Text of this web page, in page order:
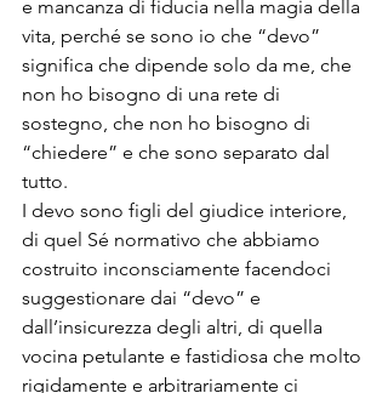
e mancanza di fiducia nella magia della
vita, perché se sono io che “devo”
significa che dipende solo da me, che
non ho bisogno di una rete di
sostegno, che non ho bisogno di
“chiedere” e che sono separato dal
tutto.
I devo sono figli del giudice interiore,
di quel Sé normativo che abbiamo
costruito inconsciamente facendoci
suggestionare dai “devo” e
dall’insicurezza degli altri, di quella
vocina petulante e fastidiosa che molto
rigidamente e arbitrariamente ci